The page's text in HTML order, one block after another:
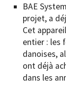
BAE
projet, a
Cet
entier : les
danoises,
ont déjà
dans les